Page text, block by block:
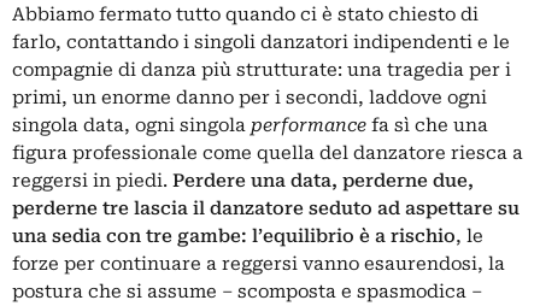
Abbiamo fermato tutto quando ci è stato chiesto di
farlo, contattando i singoli danzatori indipendenti e le
compagnie di danza più strutturate: una tragedia per i
primi, un enorme danno per i secondi, laddove ogni
singola data, ogni singola performance fa sì che una
figura professionale come quella del danzatore riesca a
reggersi in piedi. Perdere una data, perderne due,
perderne tre lascia il danzatore seduto ad aspettare su
una sedia con tre gambe: l’equilibrio è a rischio, le
forze per continuare a reggersi vanno esaurendosi, la
postura che si assume – scomposta e spasmodica –